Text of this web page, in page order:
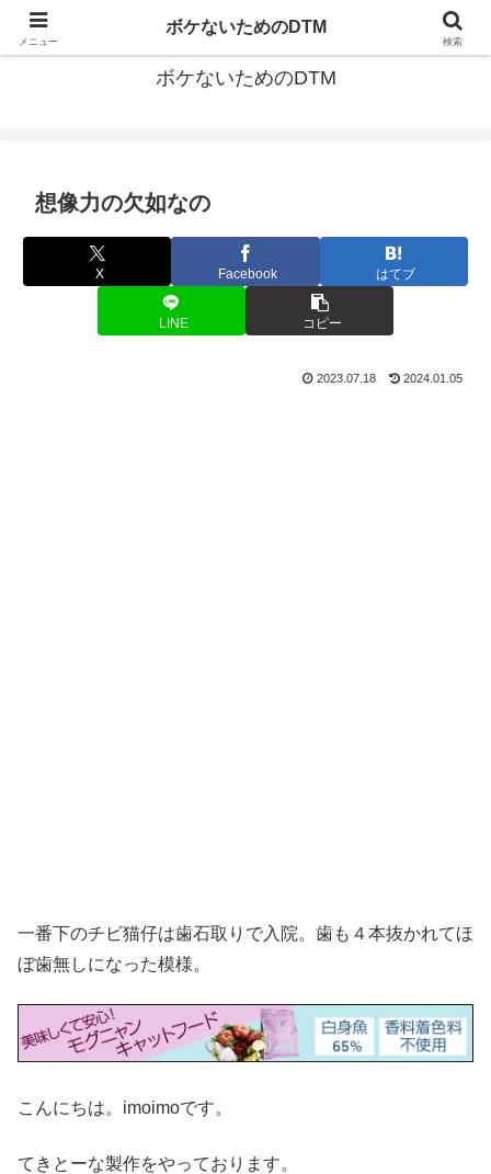
ゆる～く続ける音楽制作のあれこれや昔ばなし
ボケないためのDTM
想像力の欠如なの
X Facebook はてブ
LINE コピー
2023.07.18 2024.01.05
一番下のチビ猫仔は歯石取りで入院。歯も４本抜かれてほ
ぼ歯無しになった模様。
こんにちは。imoimoです。
てきとーな製作をやっております。
メニュー
ボケないためのDTM
検索